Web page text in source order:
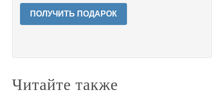
ПОЛУЧИТЬ ПОДАРОК
Читайте также